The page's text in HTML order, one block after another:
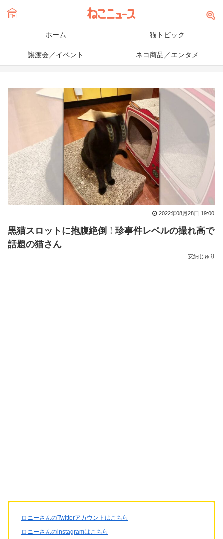
ホーム 猫トピック
譲渡会／イベント ネコ商品／エンタメ
黒猫スロットに抱腹絶倒！珍事件レベルの撮れ高で
話題の猫さん
2022年08月28日 19:00
安納じゅり
ロニーさんのTwitterアカウントはこちら
ロニーさんのinstagramはこちら